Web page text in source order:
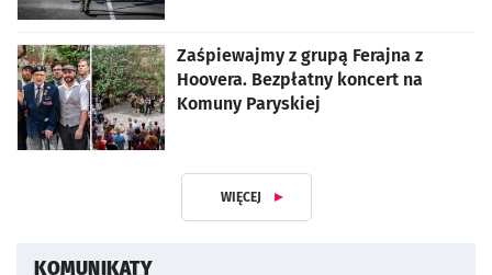
Zaśpiewajmy z grupą Ferajna z
Hoovera. Bezpłatny koncert na
Komuny Paryskiej
WIĘCEJ ARTYKUŁÓW
KOMUNIKATY